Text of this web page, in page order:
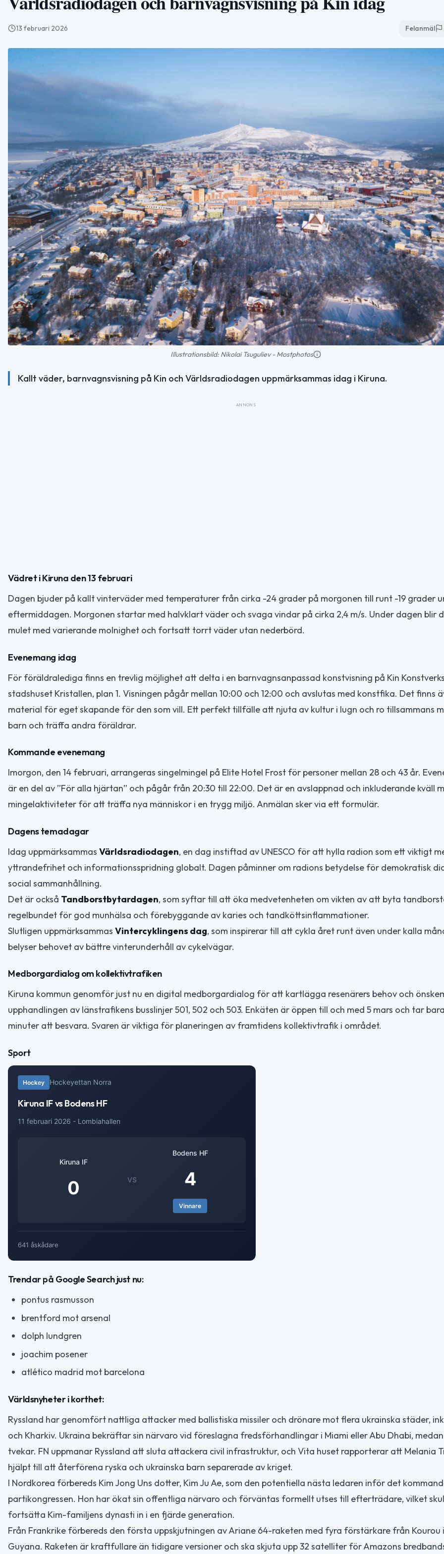
13 februari 2026 Felanmäl
Illustrationsbild: Nikolai Tsuguliev - Mostphotos
Kallt väder, barnvagnsvisning på Kin och Världsradiodagen uppmärksammas idag i Kiruna.
ANNONS
Vädret i Kiruna den 13 februari
Dagen bjuder på kallt vinterväder med temperaturer från cirka -24 grader på morgonen till runt -19 grader
eftermiddagen. Morgonen startar med halvklart väder och svaga vindar på cirka 2,4 m/s. Under dagen blir
mulet med varierande molnighet och fortsatt torrt väder utan nederbörd.
Evenemang idag
För föräldralediga finns en trevlig möjlighet att delta i en barnvagnsanpassad konstvisning på Kin
stadshuset Kristallen, plan 1. Visningen pågår mellan 10:00 och 12:00 och avslutas med konstfika. Det finns
material för eget skapande för den som vill. Ett perfekt tillfälle att njuta av kultur i lugn och ro tillsammans
barn och träffa andra föräldrar.
Kommande evenemang
Imorgon, den 14 februari, arrangeras singelmingel på Elite Hotel Frost för personer mellan 28 och 43 år.
är en del av ”För alla hjärtan” och pågår från 20:30 till 22:00. Det är en avslappnad och inkluderande kväll
mingelaktiviteter för att träffa nya människor i en trygg miljö. Anmälan sker via ett formulär.
Dagens temadagar
Idag uppmärksammas Världsradiodagen, en dag instiftad av UNESCO för att hylla radion som ett viktigt
yttrandefrihet och informationsspridning globalt. Dagen påminner om radions betydelse för demokratisk
social sammanhållning.
Det är också Tandborstbytardagen, som syftar till att öka medvetenheten om vikten av att byta
regelbundet för god munhälsa och förebyggande av karies och tandköttsinflammationer.
Slutligen uppmärksammas Vintercyklingens dag, som inspirerar till att cykla året runt även under kalla
belyser behovet av bättre vinterunderhåll av cykelvägar.
Medborgardialog om kollektivtrafiken
Kiruna kommun genomför just nu en digital medborgardialog för att kartlägga resenärers behov och
upphandlingen av länstrafikens busslinjer 501, 502 och 503. Enkäten är öppen till och med 5 mars och tar
minuter att besvara. Svaren är viktiga för planeringen av framtidens kollektivtrafik i området.
Sport
Hockey Hockeyettan Norra
Kiruna IF vs Bodens HF
11 februari 2026 - Lombiahallen
Kiruna IF
0 VS
Bodens HF
4
Vinnare
641 åskådare
Trendar på Google Search just nu:
pontus rasmusson
brentford mot arsenal
dolph lundgren
joachim posener
atlético madrid mot barcelona
Världsnyheter i korthet:
Ryssland har genomfört nattliga attacker med ballistiska missiler och drönare mot flera ukrainska städer,
och Kharkiv. Ukraina bekräftar sin närvaro vid föreslagna fredsförhandlingar i Miami eller Abu Dhabi, medan
tvekar. FN uppmanar Ryssland att sluta attackera civil infrastruktur, och Vita huset rapporterar att Melania
hjälpt till att återförena ryska och ukrainska barn separerade av kriget.
I Nordkorea förbereds Kim Jong Uns dotter, Kim Ju Ae, som den potentiella nästa ledaren inför det
partikongressen. Hon har ökat sin offentliga närvaro och förväntas formellt utses till efterträdare, vilket
fortsätta Kim-familjens dynasti in i en fjärde generation.
Från Frankrike förbereds den första uppskjutningen av Ariane 64-raketen med fyra förstärkare från Kourou
Guyana. Raketen är kraftfullare än tidigare versioner och ska skjuta upp 32 satelliter för Amazons